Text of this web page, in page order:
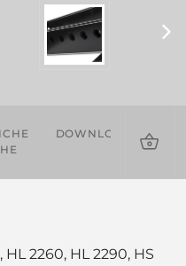
DOWNLOADS
2260, HL 2290, HS